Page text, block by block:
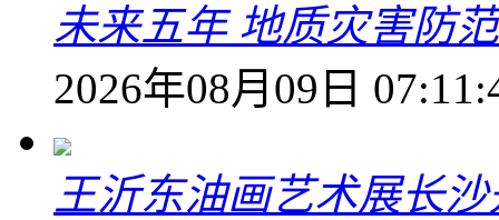
未来五年 地质灾害防
2026年08月09日
王沂东油画艺术展长